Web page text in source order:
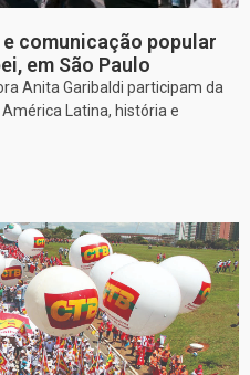
comunicação popular
em São Paulo
Anita Garibaldi participam da
Latina, história e